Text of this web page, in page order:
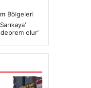
Bölgeleri
olur’